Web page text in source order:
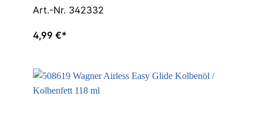
Art.-Nr. 342332
4,99 €*